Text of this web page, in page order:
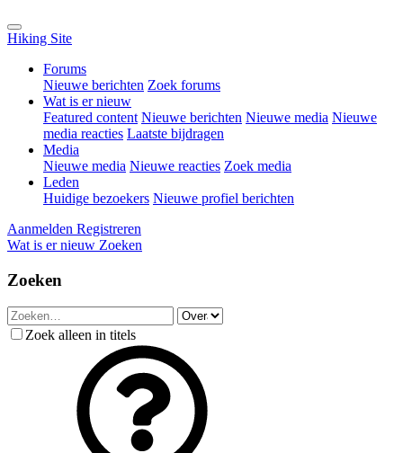
Hiking Site
Forums
Nieuwe berichten Zoek forums
Wat is er nieuw
Featured content Nieuwe berichten Nieuwe media Nieuwe
media reacties Laatste bijdragen
Media
Nieuwe media Nieuwe reacties Zoek media
Leden
Huidige bezoekers Nieuwe profiel berichten
Aanmelden Registreren
Wat is er nieuw Zoeken
Zoeken
Zoek alleen in titels